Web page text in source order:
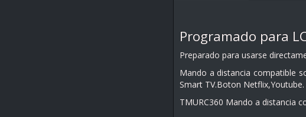
Programado para
Preparado para usarse
Mando a distancia compatible
Smart TV.Boton Netflix,Youtube.
TMURC360 Mando a distancia